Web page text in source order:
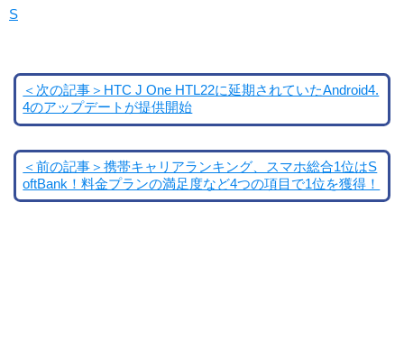
S
＜次の記事＞HTC J One HTL22に延期されていたAndroid4.
4のアップデートが提供開始
＜前の記事＞携帯キャリアランキング、スマホ総合1位はS
oftBank！料金プランの満足度など4つの項目で1位を獲得！